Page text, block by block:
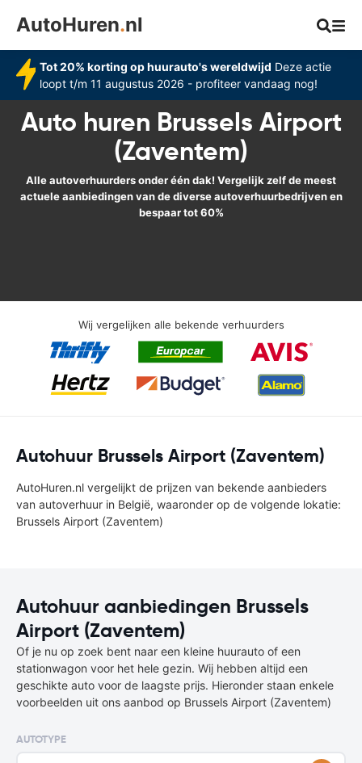
AutoHuren.nl
Tot 20% korting op huurauto's wereldwijd Deze actie
loopt t/m 11 augustus 2026 - profiteer vandaag nog!
Auto huren Brussels Airport
(Zaventem)
Alle autoverhuurders onder één dak! Vergelijk zelf de meest
actuele aanbiedingen van de diverse autoverhuurbedrijven en
bespaar tot 60%
Wij vergelijken alle bekende verhuurders
Autohuur Brussels Airport (Zaventem)
AutoHuren.nl vergelijkt de prijzen van bekende aanbieders
van autoverhuur in België, waaronder op de volgende lokatie:
Brussels Airport (Zaventem)
Autohuur aanbiedingen Brussels
Airport (Zaventem)
Of je nu op zoek bent naar een kleine huurauto of een
stationwagon voor het hele gezin. Wij hebben altijd een
geschikte auto voor de laagste prijs. Hieronder staan enkele
voorbeelden uit ons aanbod op Brussels Airport (Zaventem)
AUTOTYPE